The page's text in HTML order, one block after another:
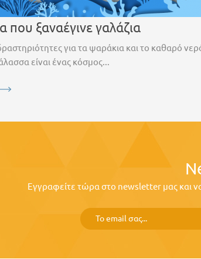
που ξαναέγινε γαλάζια
για τα ψαράκια και το καθαρό
είναι ένας κόσμος...
Εγγραφείτε τώρα στο newsletter μας και να